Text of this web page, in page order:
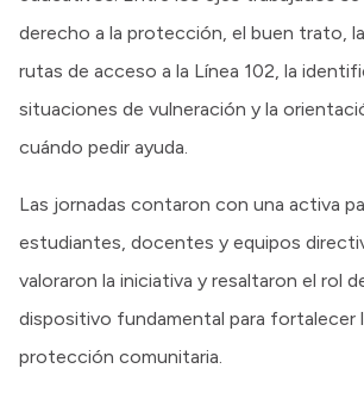
derecho a la protección, el buen trato,
rutas de acceso a la Línea 102, la
situaciones de vulneración y la
cuándo pedir ayuda.
Las jornadas contaron con una activa
estudiantes, docentes y equipos
valoraron la iniciativa y resaltaron el rol
dispositivo fundamental para fortalecer
protección comunitaria.